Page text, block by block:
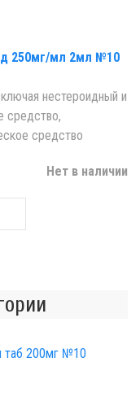
250мг/мл 2мл №10
нестероидный и
средство,
средство
Нет в наличии